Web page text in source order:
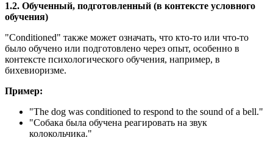
1.2. Обученный, подготовленный (в контексте условного
обучения)
"Conditioned" также может означать, что кто-то или что-то
было обучено или подготовлено через опыт, особенно в
контексте психологического обучения, например, в
бихевиоризме.
Пример:
"The dog was conditioned to respond to the sound of a bell."
"Собака была обучена реагировать на звук
колокольчика."